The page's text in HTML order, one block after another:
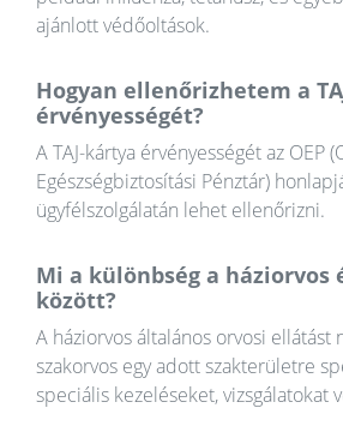
ajánlott védőoltások.
Hogyan ellenőrizhetem a
érvényességét?
A TAJ-kártya érvényességét az OEP
Egészségbiztosítási Pénztár)
ügyfélszolgálatán lehet ellenőrizni.
Mi a különbség a háziorvos
között?
A háziorvos általános orvosi ellátást
szakorvos egy adott szakterületre
speciális kezeléseket, vizsgálatokat